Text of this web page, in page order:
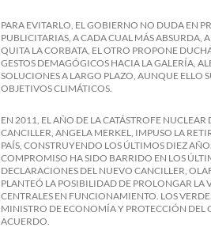
PARA EVITARLO, EL GOBIERNO NO DUDA EN
PUBLICITARIAS, A CADA CUAL MÁS ABSURDA,
QUITA LA CORBATA, EL OTRO PROPONE
GESTOS DEMAGÓGICOS HACIA LA GALERÍA,
SOLUCIONES A LARGO PLAZO, AUNQUE ELLO
OBJETIVOS CLIMÁTICOS.
EN 2011, EL AÑO DE LA CATÁSTROFE
CANCILLER, ANGELA MERKEL, IMPUSO LA
PAÍS, CONSTRUYENDO LOS ÚLTIMOS DIEZ
COMPROMISO HA SIDO BARRIDO EN LOS
DECLARACIONES DEL NUEVO CANCILLER,
PLANTEÓ LA POSIBILIDAD DE PROLONGAR LA
CENTRALES EN FUNCIONAMIENTO. LOS
MINISTRO DE ECONOMÍA Y PROTECCIÓN DEL
ACUERDO.